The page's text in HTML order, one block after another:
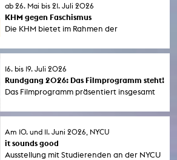
der KHM verliehen, musikalisch begleitet
von der Klangintervention The Audience
von Klangpalast Audientia.
ab 26. Mai bis 21. Juli 2026
KHM gegen Faschismus
Die KHM bietet im Rahmen der
Faschismus" (1. bis 7. Juni 2026) eine Reihe
Veranstaltungen an.
16. bis 19. Juli 2026
Rundgang 2026: Das Filmprogramm steht!
Das Filmprogramm präsentiert insgesamt
Kunsthochschule für Medien Köln (KHM). Die
und im Filmforum NRW im Museum Ludwig
statt.
Am 10. und 11. Juni 2026, NYCU
it sounds good
Ausstellung mit Studierenden an der NYCU